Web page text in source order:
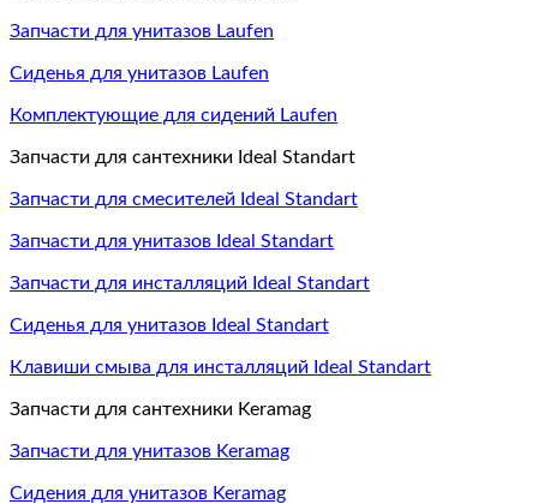
Запчасти для унитазов Laufen
Сиденья для унитазов Laufen
Комплектующие для сидений Laufen
Запчасти для сантехники Ideal Standart
Запчасти для смесителей Ideal Standart
Запчасти для унитазов Ideal Standart
Запчасти для инсталляций Ideal Standart
Сиденья для унитазов Ideal Standart
Клавиши смыва для инсталляций Ideal Standart
Запчасти для сантехники Keramag
Запчасти для унитазов Keramag
Сидения для унитазов Keramag